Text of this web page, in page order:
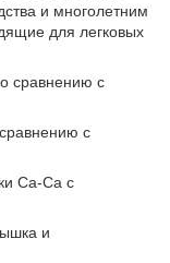
и многолетним
для легковых
сравнению с
с
Ca-Ca с
и